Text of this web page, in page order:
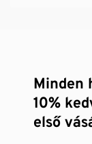
Minden
10%
első